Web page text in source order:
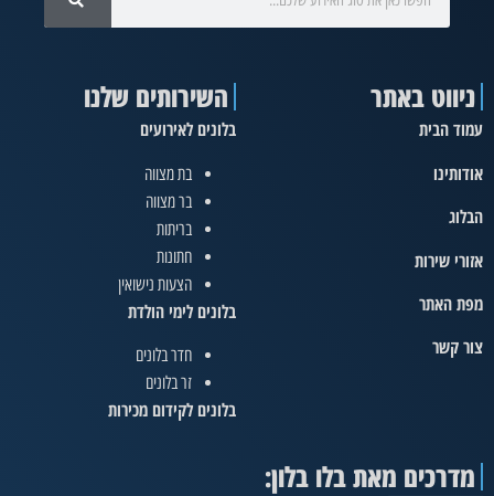
ניווט באתר
עמוד הבית
אודותינו
הבלוג
אזורי שירות
מפת האתר
צור קשר
השירותים שלנו
בלונים לאירועים
בת מצווה
בר מצווה
בריתות
חתונות
הצעות נישואין
בלונים לימי הולדת
חדר בלונים
זר בלונים
בלונים לקידום מכירות
מדרכים מאת בלו בלון: